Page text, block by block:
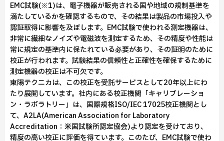
EMC試験(※1)は、電子機器が販売される国や地域の規制基準を
満たしているかを確認するもので、その結果は製品の市場投入や
認証取得に影響を及ぼします。EMC試験で使われる測定機器は、
非常に繊細なノイズや電磁波を測定するため、その精度や性能は
常に規定の基準内に保たれている必要があり、その証明のために
校正が行われます。試験結果の信頼性と正確性を確保するために
測定機器の校正は不可欠です。
東陽テクニカは、この校正を受託サービスとして20年以上にわ
たり展開しています。社内にある校正機関「キャリブレーショ
ン・ラボラトリー」は、国際規格ISO/IEC 17025校正機関とし
て、A2LA(American Association for Laboratory
Accreditation：米国試験所認定協会)より認定を受けており、
精度の高い校正に評価を得ています。このたび、EMC試験で使わ